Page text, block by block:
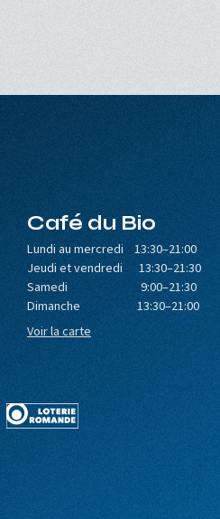
Café du Bio
Lundi au mercredi 13:30–21:00
Jeudi et vendredi 13:30–21:30
Samedi 9:00–21:30
Dimanche 13:30–21:00
Voir la carte